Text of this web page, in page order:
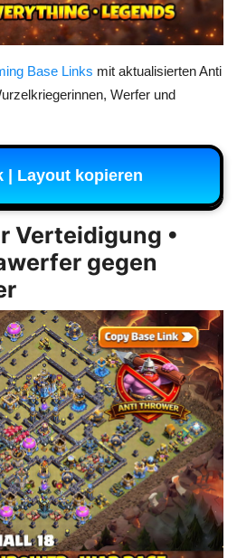
Base Links mit aktualisierten Anti
Werfer und
| Layout kopieren
Verteidigung •
gegen